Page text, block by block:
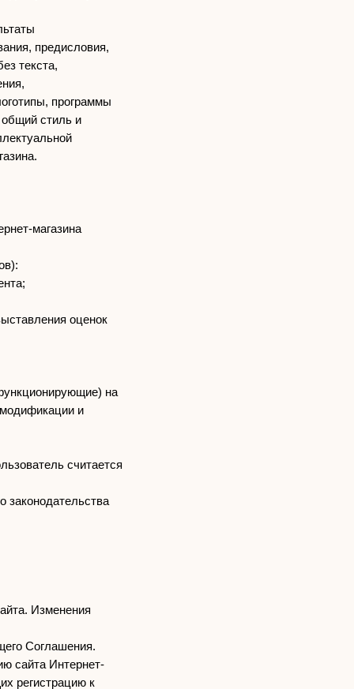
предисловия,
текста,
программы
стиль и
магазина
оценок
на
и
считается
законодательства
Изменения
Соглашения.
сайта Интернет-
регистрацию к